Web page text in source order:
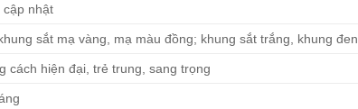
nhật
sắt mạ vàng, mạ màu đồng; khung sắt trắng, khung đen
cách hiện đại, trẻ trung, sang trọng